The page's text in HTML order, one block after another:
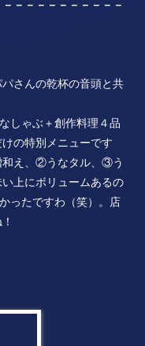
－－－－－－－－－－
さんの乾杯の音頭と共
しゃぶ＋創作料理４品
の特別メニューです
和え、②うなタル、③う
上にボリュームあるの
ったですわ（笑）。店